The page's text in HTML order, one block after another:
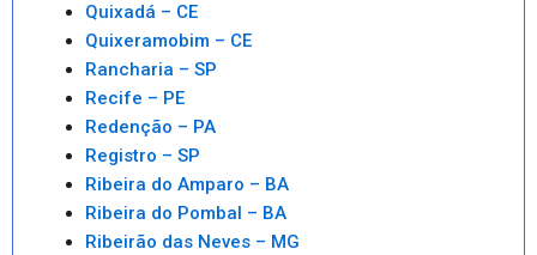
Quixadá – CE
Quixeramobim – CE
Rancharia – SP
Recife – PE
Redenção – PA
Registro – SP
Ribeira do Amparo – BA
Ribeira do Pombal – BA
Ribeirão das Neves – MG